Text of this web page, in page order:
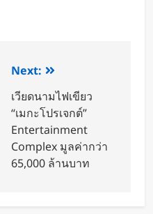
Next:
เวียดนามไฟเขียว
“เมกะโปรเจกต์”
Entertainment
Complex มูลค่ากว่า
65,000 ล้านบาท